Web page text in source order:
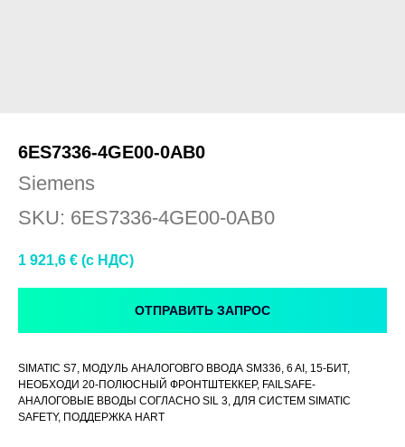
6ES7336-4GE00-0AB0
Siemens
SKU: 6ES7336-4GE00-0AB0
1 921,6 € (c НДС)
ОТПРАВИТЬ ЗАПРОС
SIMATIC S7, МОДУЛЬ АНАЛОГОВГО ВВОДА SM336, 6 AI, 15-БИТ,
НЕОБХОДИ 20-ПОЛЮСНЫЙ ФРОНТШТЕККЕР, FAILSAFE-
АНАЛОГОВЫЕ ВВОДЫ СОГЛАСНО SIL 3, ДЛЯ СИСТЕМ SIMATIC
SAFETY, ПОДДЕРЖКА HART